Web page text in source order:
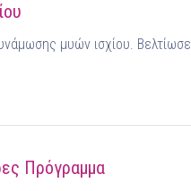
μυών ισχίου. Βελτίωσε
Πρόγραμμα